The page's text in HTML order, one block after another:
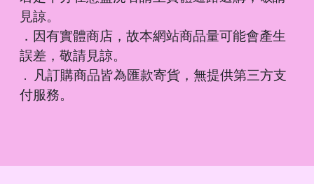
見諒。
．因有實體商店，故本網站商品量可能會產生
誤差，敬請見諒。
． 凡訂購商品皆為匯款寄貨，無提供第三方支
付服務。